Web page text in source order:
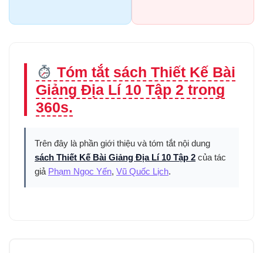
Tóm tắt sách Thiết Kế Bài
Giảng Địa Lí 10 Tập 2 trong
360s.
Trên đây là phần giới thiệu và tóm tắt nội dung
sách Thiết Kế Bài Giảng Địa Lí 10 Tập 2 của tác
giả Phạm Ngọc Yến, Vũ Quốc Lịch.